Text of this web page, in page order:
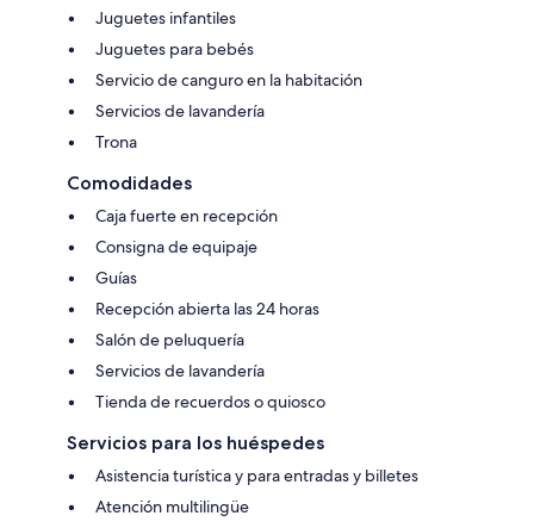
Juguetes infantiles
Juguetes para bebés
Servicio de canguro en la habitación
Servicios de lavandería
Trona
Comodidades
Caja fuerte en recepción
Consigna de equipaje
Guías
Recepción abierta las 24 horas
Salón de peluquería
Servicios de lavandería
Tienda de recuerdos o quiosco
Servicios para los huéspedes
Asistencia turística y para entradas y billetes
Atención multilingüe